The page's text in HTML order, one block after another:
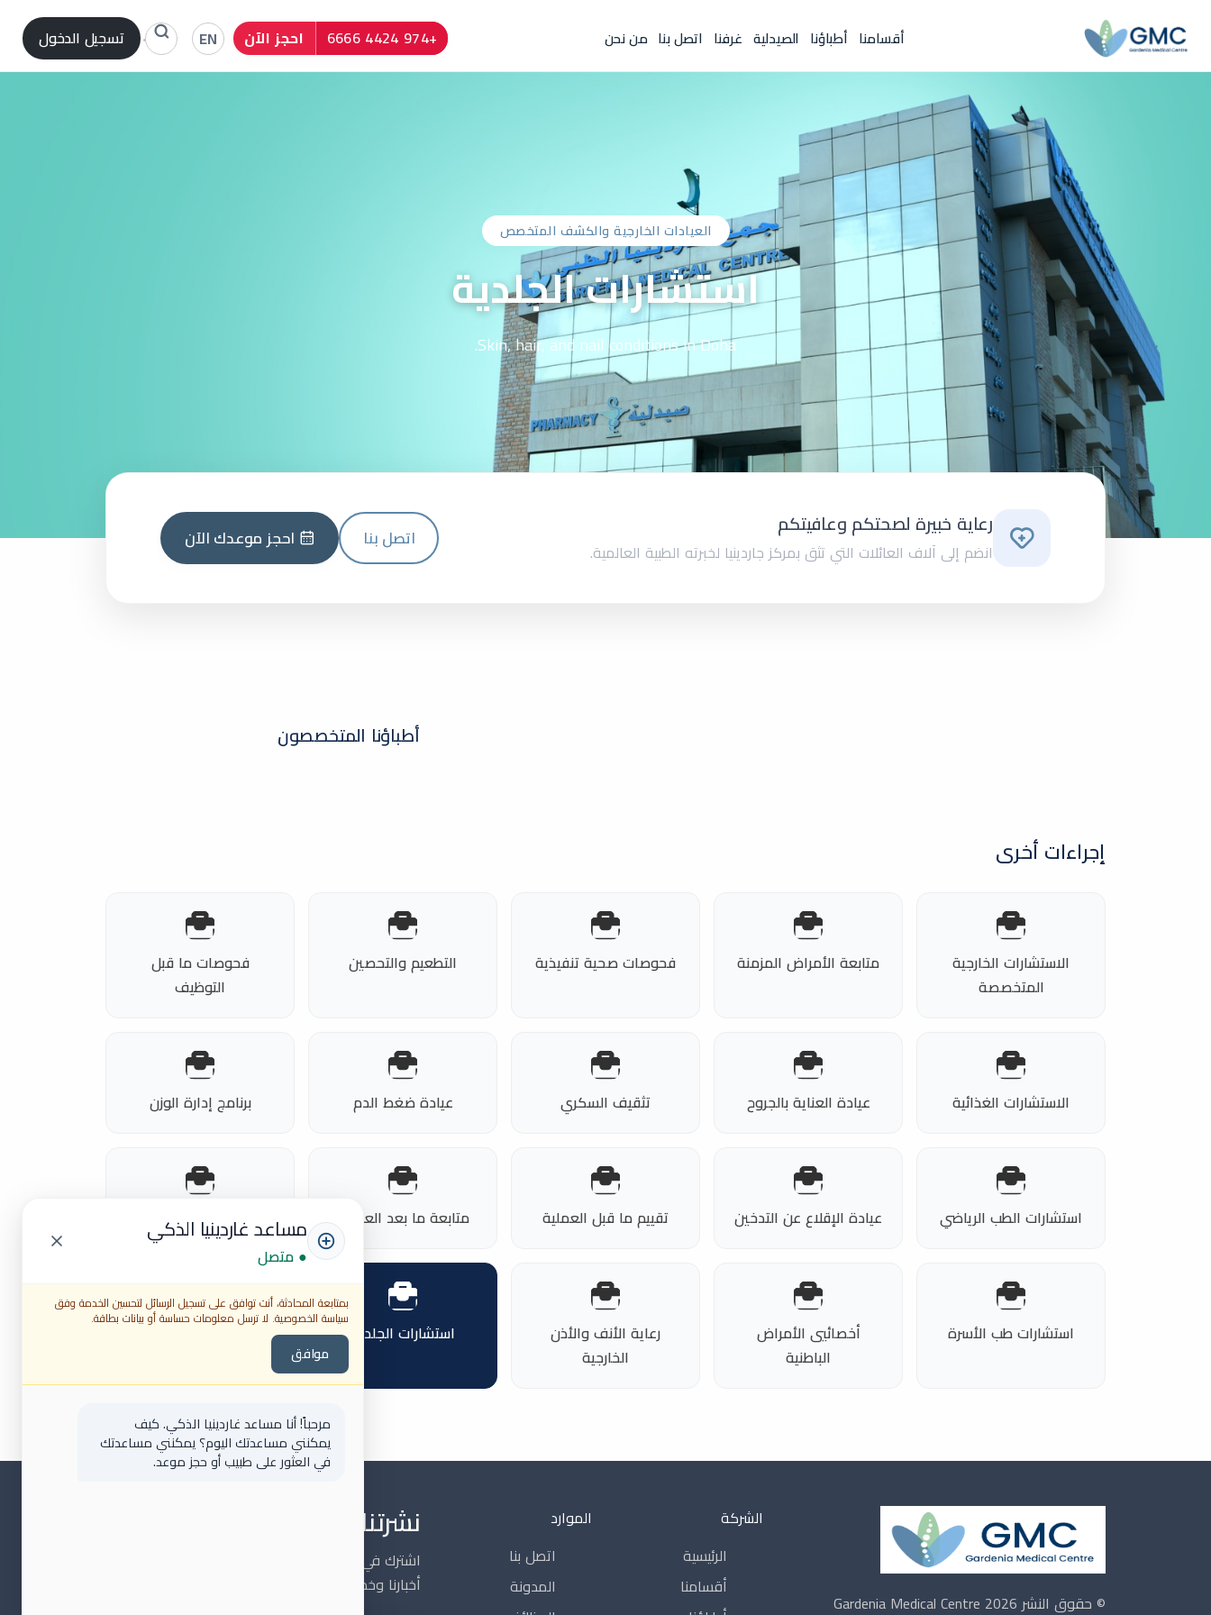
أقسامنا أطباؤنا الصيدلية غرفنا اتصل بنا من نحن +974 4424 6666 احجز الآن EN تسجيل الدخول
العيادات الخارجية والكشف المتخصص
استشارات الجلدية
Skin, hair, and nail conditions in Doha.
رعاية خبيرة لصحتكم وعافيتكم
انضم إلى آلاف العائلات التي تثق بمركز جاردينيا لخبرته الطبية العالمية. اتصل بنا احجز موعدك الآن
أطباؤنا المتخصصون
إجراءات أخرى
الاستشارات الخارجية
المتخصصة
متابعة الأمراض المزمنة فحوصات صحية تنفيذية التطعيم والتحصين
فحوصات ما قبل
التوظيف
الاستشارات الغذائية عيادة العناية بالجروح تثقيف السكري عيادة ضغط الدم برنامج إدارة الوزن
استشارات الطب الرياضي عيادة الإقلاع عن التدخين تقييم ما قبل العملية متابعة ما بعد العملية استشارات الرأي الثاني
استشارات طب الأسرة
أخصائيي الأمراض
الباطنية
رعاية الأنف والأذن
الخارجية
استشارات الجلدية الإحالة للمختبر والأشعة
© حقوق النشر 2026 Gardenia Medical Centre
الشركة
الرئيسية
أقسامنا
الموارد
اتصل بنا
المدونة
نشرتنا البريدية
اشترك في نشرتنا البريدية ليصلك كل جديد عن
أخبارنا وخدماتنا.
مساعد غاردينيا الذكي
● متصل
بمتابعة المحادثة، أنت توافق على تسجيل الرسائل لتحسين الخدمة وفق
سياسة الخصوصية. لا ترسل معلومات حساسة أو بيانات بطاقة.
موافق
مرحباً! أنا مساعد غاردينيا الذكي. كيف
يمكنني مساعدتك اليوم؟ يمكنني مساعدتك
في العثور على طبيب أو حجز موعد.